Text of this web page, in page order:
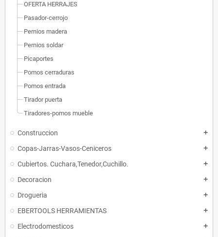
OFERTA HERRAJES
Pasador-cerrojo
Pernios madera
Pernios soldar
Picaportes
Pomos cerraduras
Pomos entrada
Tirador puerta
Tiradores-pomos mueble
Construccion add
Copas-Jarras-Vasos-Ceniceros add
Cubiertos. Cuchara,Tenedor,Cuchillo. add
Decoracion add
Drogueria add
EBERTOOLS HERRAMIENTAS add
Electrodomesticos add